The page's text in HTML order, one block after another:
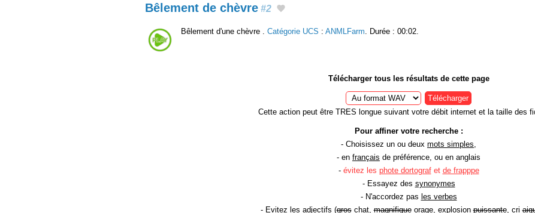
Bêlement de chèvre #2
Bêlement d'une chèvre . Catégorie UCS : ANMLFarm . Durée : 00:02.
Télécharger tous les résultats de cette page
Télécharger
Cette action peut être TRES longue suivant votre débit internet et la taille des
Pour affiner votre recherche :
- Choisissez un ou deux mots simples
- en français de préférence, ou en anglais
- évitez les phote dortografet de frapppe
- Essayez des synonymes
- N'accordez pas les verbes
- Evitez les adjectifs (groschat,magnifiqueorage, explosionpuissante, cri